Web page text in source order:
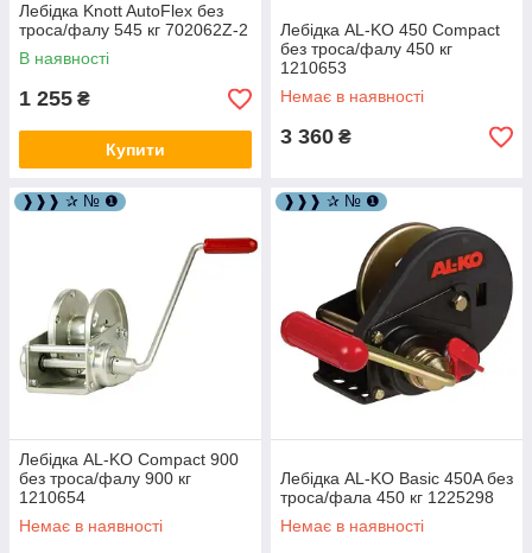
Лебідка Knott AutoFlex без
троса/фалу 545 кг 702062Z-2
В наявності
1 255 ₴
Купити
Лебідка AL-KO 450 Compact
без троса/фалу 450 кг
1210653
Немає в наявності
3 360 ₴
❱❱❱ ✰ № ❶
Лебідка AL-KO Compact 900
без троса/фалу 900 кг
1210654
Немає в наявності
❱❱❱ ✰ № ❶
Лебідка AL-KO Basic 450A без
троса/фала 450 кг 1225298
Немає в наявності